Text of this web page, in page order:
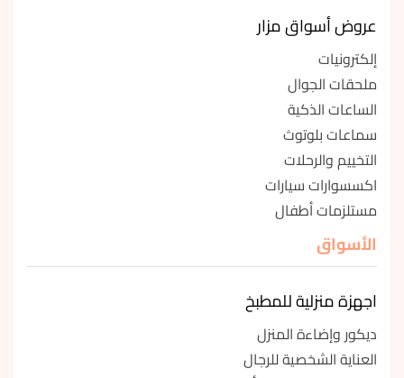
عروض أسواق مزار
إلكترونيات
ملحقات الجوال
الساعات الذكية
سماعات بلوتوث
التخييم والرحلات
اكسسوارات سيارات
مستلزمات أطفال
الأسواق
اجهزة منزلية للمطبخ
ديكور وإضاءة المنزل
العناية الشخصية للرجال